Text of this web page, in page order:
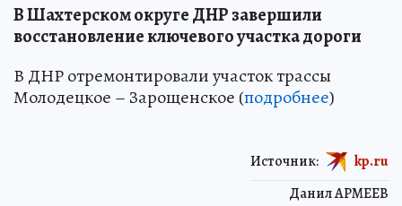
В Шахтерском округе ДНР завершили
восстановление ключевого участка дороги
В ДНР отремонтировали участок трассы
Молодецкое – Зарощенское (подробнее)
Данил АРМЕЕВ
Источник: kp.ru